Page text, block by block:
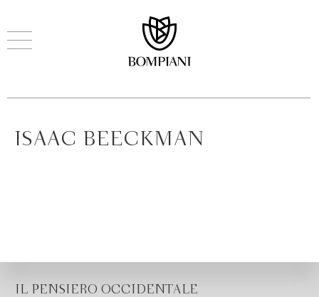
ISAAC BEECKMAN
IL PENSIERO OCCIDENTALE